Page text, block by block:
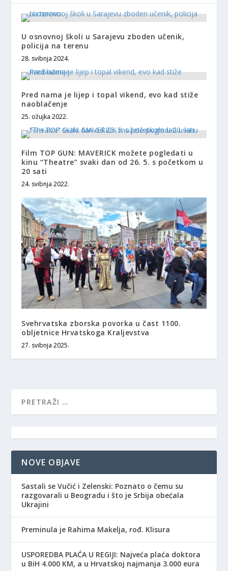
U osnovnoj školi u Sarajevu zboden učenik,
policija na terenu
28. svibnja 2024.
Pred nama je lijep i topal vikend, evo kad stiže
naoblačenje
25. ožujka 2022.
Film TOP GUN: MAVERICK možete pogledati u
kinu “Theatre” svaki dan od 26. 5. s početkom u
20 sati
24. svibnja 2022.
Svehrvatska zborska povorka u čast 1100.
obljetnice Hrvatskoga Kraljevstva
27. svibnja 2025.
NOVE OBJAVE
Sastali se Vučić i Zelenski: Poznato o čemu su
razgovarali u Beogradu i što je Srbija obećala
Ukrajini
Preminula je Rahima Makelja, rođ. Klisura
USPOREDBA PLAĆA U REGIJI: Najveća plaća doktora
u BiH 4.000 KM, a u Hrvatskoj najmanja 3.000 eura